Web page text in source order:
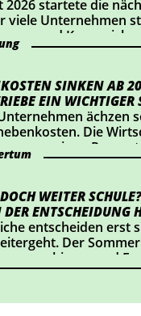
2026 startete die
viele Unternehmen
und
KI-Chatbots
ob SINKEN AB
EIN WICHTIGER
ächzen
Die
um einen
das bedeutet eine
wie sich
WEITER
ENTSCHEIDUNG
entscheiden erst
Der
und